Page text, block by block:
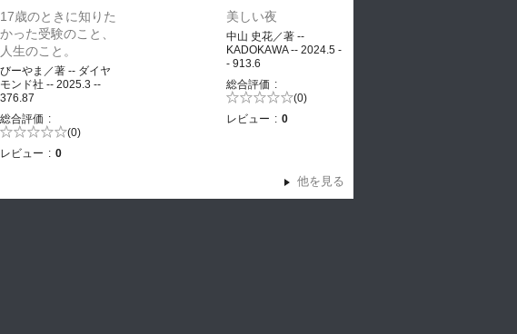
17歳のときに知りた
かった受験のこと、
人生のこと。
びーやま／著 -- ダイヤ
モンド社 -- 2025.3 --
376.87
総合評価
5段階評価の (0)
レビュー
0
美しい夜
中山 史花／著 --
KADOKAWA -- 2024.5 -
- 913.6
総合評価
5段階評価の (0)
レビュー
0
他を見る